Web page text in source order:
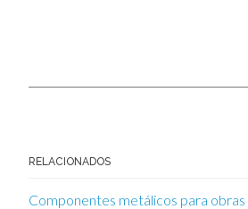
RELACIONADOS
Componentes metálicos para